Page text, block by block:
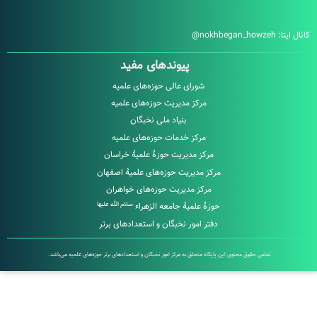
پیوندهای مفید
شورای عالی حوزه‌های علمیه
مرکز مدیریت حوزه‌های علمیه
بنیاد ملی نخبگان
مرکز خدمات حوزه‌های علمیه
مرکز مدیریت حوزۀ علمیۀ خراسان
مرکز مدیریت حوزه‌های علمیۀ اصفهان
مرکز مدیریت حوزه‌های خواهران
حوزۀ علمیۀ جامعه الزهراءسلام الله علیها
دفتر امور نخبگان و استعدادهای برتر
حقوق معنوی این پایگاه متعلق به مرکز امور نخبگان و استعدادهای برتر حوزه‌های علمیه می‌باشد.